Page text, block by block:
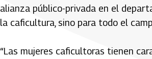
alianza público-privada en el
la caficultura, sino para todo el
“Las mujeres caficultoras tienen